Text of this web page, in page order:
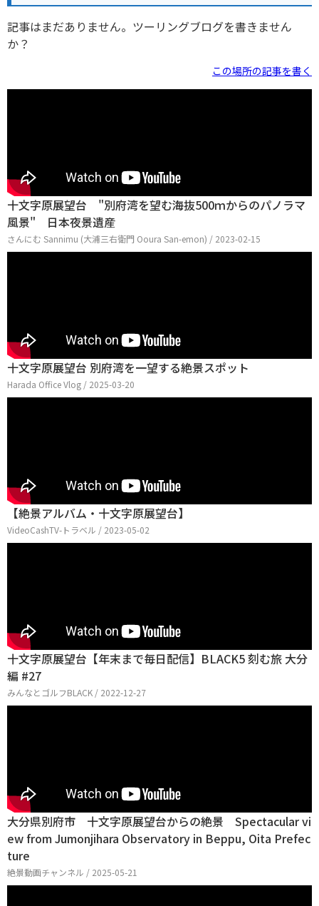
記事はまだありません。ツーリングブログを書きません
か？
この場所の記事を書く
十文字原展望台 "別府湾を望む海抜500ｍからのパノラマ
風景" 日本夜景遺産
さんにむ Sannimu (大浦三右衛門 Ooura San-emon) / 2023-02-15
十文字原展望台 別府湾を一望する絶景スポット
Harada Office Vlog / 2025-03-20
【絶景アルバム・十文字原展望台】
VideoCashTV-トラベル / 2023-05-02
十文字原展望台【年末まで毎日配信】BLACK5 刻む旅 大分
編 #27
みんなとゴルフBLACK / 2022-12-27
大分県別府市 十文字原展望台からの絶景 Spectacular vi
ew from Jumonjihara Observatory in Beppu, Oita Prefec
ture
絶景動画チャンネル / 2025-05-21